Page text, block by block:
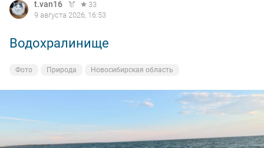
t.van16
33
9 августа 2026, 16:53
Водохралинище
Фото Природа Новосибирская область
t.van16
33
9 августа 2026, 16:53
Водохралинище
Фото Природа Новосибирская область
t.van16
33
9 августа 2026, 16:53
Водохралинище
Фото Природа Новосибирская область
t.van16
33
9 августа 2026, 16:53
Водохралинище
Фото Природа Новосибирская область